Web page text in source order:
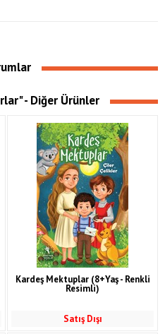
- Diğer Ürünler
Kardeş Mektuplar (8+Yaş - Renkli
Resimli)
Satış Dışı